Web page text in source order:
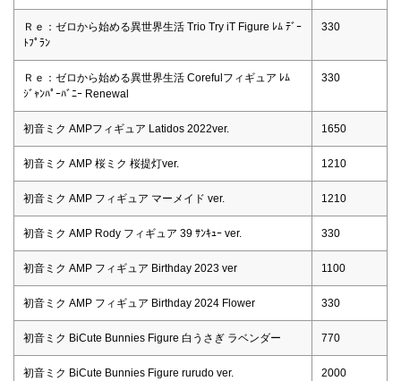
Ｒｅ：ゼロから始める異世界生活 Trio Try iT Figure ﾚﾑ ﾃﾞｰ
ﾄﾌﾟﾗﾝ
330
Ｒｅ：ゼロから始める異世界生活 Corefulフィギュア ﾚﾑ
ｼﾞｬﾝﾊﾟｰﾊﾞﾆｰ Renewal
330
初音ミク AMPフィギュア Latidos 2022ver. 1650
初音ミク AMP 桜ミク 桜提灯ver. 1210
初音ミク AMP フィギュア マーメイド ver. 1210
初音ミク AMP Rody フィギュア 39 ｻﾝｷｭｰ ver. 330
初音ミク AMP フィギュア Birthday 2023 ver 1100
初音ミク AMP フィギュア Birthday 2024 Flower 330
初音ミク BiCute Bunnies Figure 白うさぎ ラベンダー 770
初音ミク BiCute Bunnies Figure rurudo ver. 2000